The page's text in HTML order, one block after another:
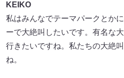
KEIKO
私はみんなでテーマパークとか
ーで大絶叫したいです。有名な
行きたいですね。私たちの大絶
ね。